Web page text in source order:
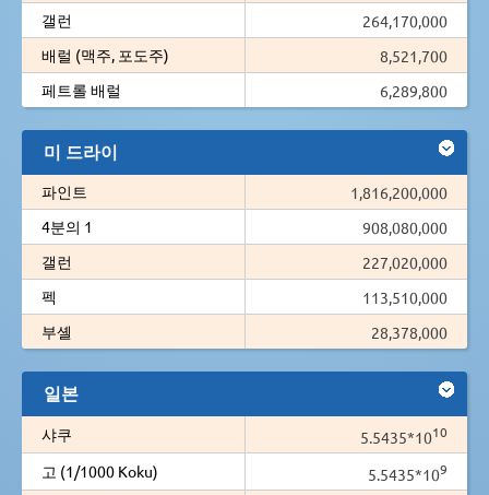
갤런
264,170,000
배럴 (맥주, 포도주)
8,521,700
페트롤 배럴
6,289,800
미 드라이
파인트
1,816,200,000
4분의 1
908,080,000
갤런
227,020,000
펙
113,510,000
부셸
28,378,000
일본
샤쿠 5.5435*1010
고 (1/1000 Koku) 5.5435*109